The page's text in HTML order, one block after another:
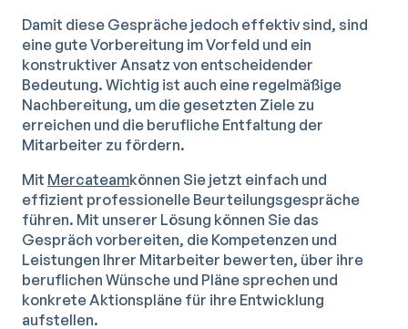
Damit diese Gespräche jedoch effektiv sind, sind
eine gute Vorbereitung im Vorfeld und ein
konstruktiver Ansatz von entscheidender
Bedeutung. Wichtig ist auch eine regelmäßige
Nachbereitung, um die gesetzten Ziele zu
erreichen und die berufliche Entfaltung der
Mitarbeiter zu fördern.
Mit Mercateamkönnen Sie jetzt einfach und
effizient professionelle Beurteilungsgespräche
führen. Mit unserer Lösung können Sie das
Gespräch vorbereiten, die Kompetenzen und
Leistungen Ihrer Mitarbeiter bewerten, über ihre
beruflichen Wünsche und Pläne sprechen und
konkrete Aktionspläne für ihre Entwicklung
aufstellen.